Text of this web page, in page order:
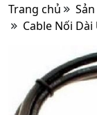
Trang chủ
Cable Nối Dài